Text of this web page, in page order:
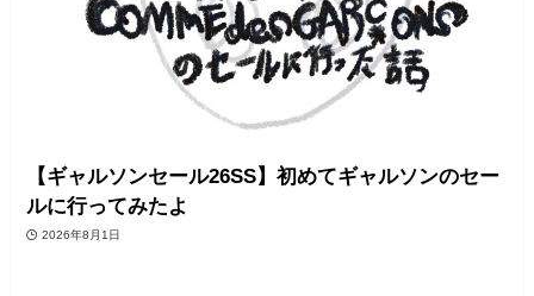
【ギャルソンセール26SS】初めてギャルソンのセー
ルに行ってみたよ
2026年8月1日